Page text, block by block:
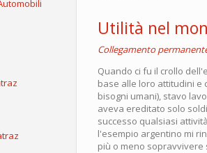
Utilità nel
Collegamento
Quando ci fu il crollo
base alle loro attitudini e
bisogni umani), stavo
aveva ereditato solo
successo qualsiasi
l'esempio argentino mi
più o meno